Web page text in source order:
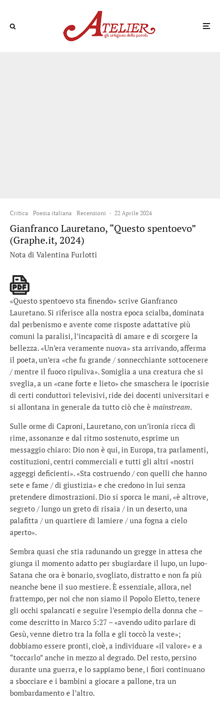
Critica Poesia italiana Recensioni · 22 Aprile 2024
Gianfranco Lauretano, “Questo spentoevo”
(Graphe.it, 2024)
Nota di Valentina Furlotti
«Questo spentoevo sta finendo» scrive Gianfranco
Lauretano. Si riferisce alla nostra epoca scialba, dominata
dal perbenismo e avente come risposte adattative più
comuni la paralisi, l’incapacità di amare e di scorgere la
bellezza. «Un’era veramente nuova» sta arrivando, afferma
il poeta, un’era «che fu grande / sonnecchiante sottocenere
/ mentre il fuoco ripuliva». Somiglia a una creatura che si
sveglia, a un «cane forte e lieto» che smaschera le ipocrisie
di certi conduttori televisivi, ride dei docenti universitari e
si allontana in generale da tutto ciò che è mainstream.
Sulle orme di Caproni, Lauretano, con un’ironia ricca di
rime, assonanze e dal ritmo sostenuto, esprime un
messaggio chiaro: Dio non è qui, in Europa, tra parlamenti,
costituzioni, centri commerciali e tutti gli altri «nostri
aggeggi deficienti». «Sta costruendo / con quelli che hanno
sete e fame / di giustizia» e che credono in lui senza
pretendere dimostrazioni. Dio si sporca le mani, «è altrove,
segreto / lungo un greto di risaia / in un deserto, una
palafitta / un quartiere di lamiere / una fogna a cielo
aperto».
Sembra quasi che stia radunando un gregge in attesa che
giunga il momento adatto per sbugiardare il lupo, un lupo-
Satana che ora è bonario, svogliato, distratto e non fa più
neanche bene il suo mestiere. È essenziale, allora, nel
frattempo, per noi che non siamo il Popolo Eletto, tenere
gli occhi spalancati e seguire l’esempio della donna che –
come descritto in Marco 5:27 – «avendo udito parlare di
Gesù, venne dietro tra la folla e gli toccò la veste»;
dobbiamo essere pronti, cioè, a individuare «il valore» e a
“toccarlo” anche in mezzo al degrado. Del resto, persino
durante una guerra, e lo sappiamo bene, i fiori continuano
a sbocciare e i bambini a giocare a pallone, tra un
bombardamento e l’altro.